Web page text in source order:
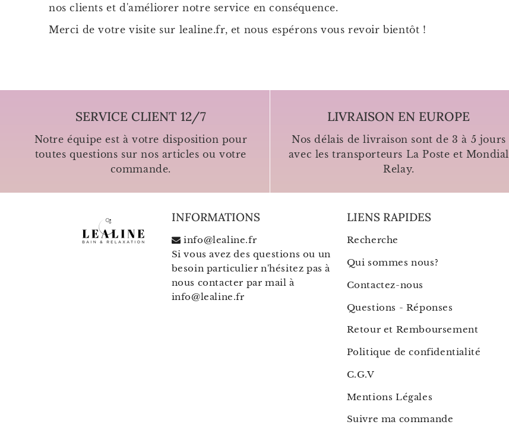
nos clients et d'améliorer notre service en conséquence.
Merci de votre visite sur lealine.fr, et nous espérons vous revoir bientôt !
SERVICE CLIENT 12/7
Notre équipe est à votre disposition pour
toutes questions sur nos articles ou votre
commande.
LIVRAISON EN EUROPE
Nos délais de livraison sont de 3 à 5 jours
avec les transporteurs La Poste et Mondial
Relay.
INFORMATIONS
info@lealine.fr
Si vous avez des questions ou un
besoin particulier n'hésitez pas à
nous contacter par mail à
info@lealine.fr
LIENS RAPIDES
Recherche
Qui sommes nous?
Contactez-nous
Questions - Réponses
Retour et Remboursement
Politique de confidentialité
C.G.V
Mentions Légales
Suivre ma commande